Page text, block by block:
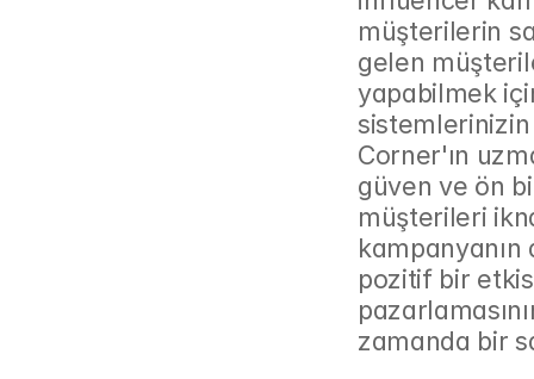
müşterilerin
gelen
yapabilmek
sistemlerinizin
Corner'ın
güven ve ön
müşterileri
kampanyanın
pozitif bir
zamanda bir